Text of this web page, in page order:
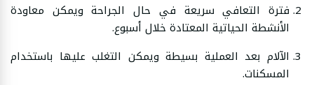
فترة التعافي سريعة في حال الجراحة ويمكن معاودة
الأنشطة الحياتية المعتادة خلال أسبوع.
الآلام بعد العملية بسيطة ويمكن التغلب عليها باستخدام
المسكنات.